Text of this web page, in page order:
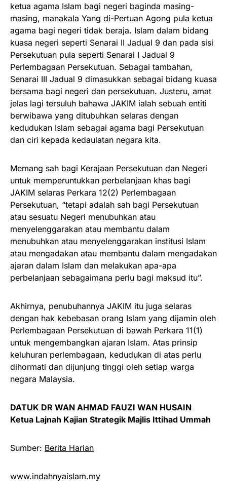
ketua agama Islam bagi negeri baginda masing-
masing, manakala Yang di-Pertuan Agong pula ketua
agama bagi negeri tidak beraja. Islam dalam bidang
kuasa negeri seperti Senarai II Jadual 9 dan pada sisi
Persekutuan pula seperti Senarai I Jadual 9
Perlembagaan Persekutuan. Sebagai tambahan,
Senarai III Jadual 9 dimasukkan sebagai bidang kuasa
bersama bagi negeri dan persekutuan. Justeru, amat
jelas lagi tersuluh bahawa JAKIM ialah sebuah entiti
berwibawa yang ditubuhkan selaras dengan
kedudukan Islam sebagai agama bagi Persekutuan
dan ciri kepada kedaulatan negara kita.
Memang sah bagi Kerajaan Persekutuan dan Negeri
untuk memperuntukkan perbelanjaan khas bagi
JAKIM selaras Perkara 12(2) Perlembagaan
Persekutuan, “tetapi adalah sah bagi Persekutuan
atau sesuatu Negeri menubuhkan atau
menyelenggarakan atau membantu dalam
menubuhkan atau menyelenggarakan institusi Islam
atau mengadakan atau membantu dalam mengadakan
ajaran dalam Islam dan melakukan apa-apa
perbelanjaan sebagaimana perlu bagi maksud itu”.
Akhirnya, penubuhannya JAKIM itu juga selaras
dengan hak kebebasan orang Islam yang dijamin oleh
Perlembagaan Persekutuan di bawah Perkara 11(1)
untuk mengembangkan ajaran Islam. Atas prinsip
keluhuran perlembagaan, kedudukan di atas perlu
dihormati dan dijunjung tinggi oleh setiap warga
negara Malaysia.
DATUK DR WAN AHMAD FAUZI WAN HUSAIN
Ketua Lajnah Kajian Strategik Majlis Ittihad Ummah
Sumber: Berita Harian
www.indahnyaislam.my